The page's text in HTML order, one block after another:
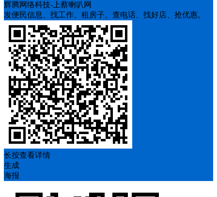
辉腾网络科技-上蔡喇叭网
发便民信息、找工作、租房子、查电话、找好店、抢优惠。
长按查看详情
生成
海报